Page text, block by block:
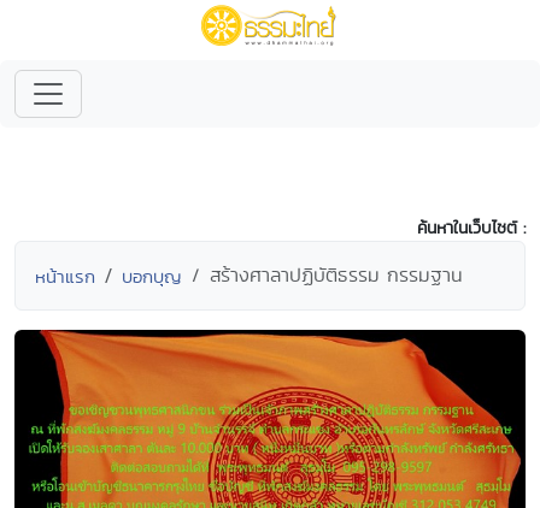
ค้นหาในเว็บไซต์ :
หน้าแรก บอกบุญ สร้างศาลาปฏิบัติธรรม กรรมฐาน